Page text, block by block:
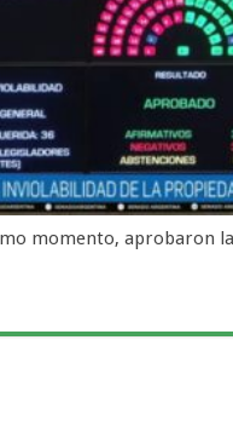
momento, aprobaron